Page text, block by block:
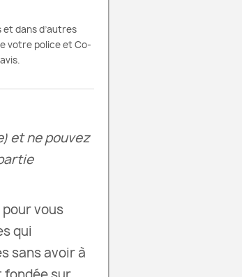
dans d’autres
votre police et Co-
et ne pouvez
pour vous
qui
sans avoir à